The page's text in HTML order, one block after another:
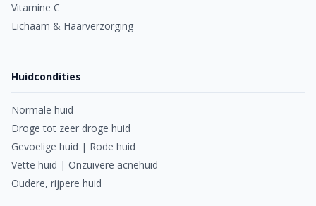
Vitamine C
Lichaam & Haarverzorging
Huidcondities
Normale huid
Droge tot zeer droge huid
Gevoelige huid | Rode huid
Vette huid | Onzuivere acnehuid
Oudere, rijpere huid